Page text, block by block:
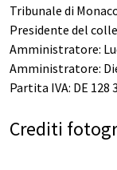
Tribunale di
Presidente del
Amministratore:
Amministratore:
Partita IVA: DE 128
Crediti